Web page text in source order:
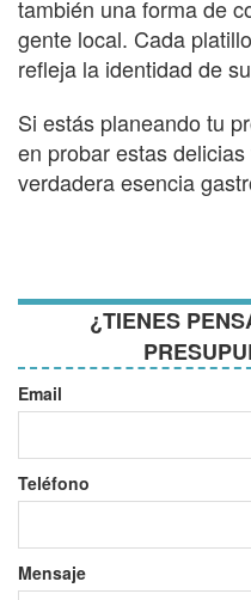
también una forma de
gente local. Cada
refleja la identidad de
Si estás planeando tu
en probar estas
verdadera esencia
¿TIENES
Email
Teléfono
Mensaje